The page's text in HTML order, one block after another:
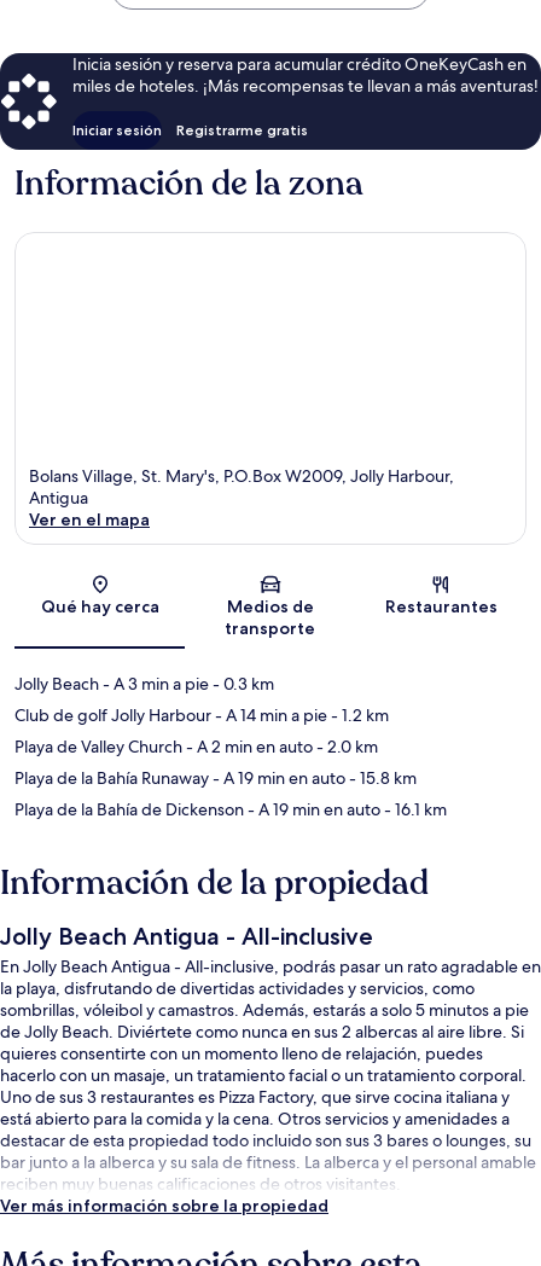
Inicia sesión y reserva para acumular crédito OneKeyCash en
miles de hoteles. ¡Más recompensas te llevan a más aventuras!
Iniciar sesión Registrarme gratis
Información de la zona
Bolans Village, St. Mary's, P.O.Box W2009, Jolly Harbour,
Antigua
Ver en el mapa
Qué hay cerca
Medios de
transporte
Restaurantes
Jolly Beach- A 3 min a pie- 0.3 km
Club de golf Jolly Harbour- A 14 min a pie- 1.2 km
Playa de Valley Church- A 2 min en auto- 2.0 km
Playa de la Bahía Runaway- A 19 min en auto- 15.8 km
Playa de la Bahía de Dickenson- A 19 min en auto- 16.1 km
Información de la propiedad
Jolly Beach Antigua - All-inclusive
En Jolly Beach Antigua - All-inclusive, podrás pasar un rato agradable en
la playa, disfrutando de divertidas actividades y servicios, como
sombrillas, vóleibol y camastros. Además, estarás a solo 5 minutos a pie
de Jolly Beach. Diviértete como nunca en sus 2 albercas al aire libre. Si
quieres consentirte con un momento lleno de relajación, puedes
hacerlo con un masaje, un tratamiento facial o un tratamiento corporal.
Uno de sus 3 restaurantes es Pizza Factory, que sirve cocina italiana y
está abierto para la comida y la cena. Otros servicios y amenidades a
destacar de esta propiedad todo incluido son sus 3 bares o lounges, su
bar junto a la alberca y su sala de fitness. La alberca y el personal amable
reciben muy buenas calificaciones de otros visitantes.
Ver más información sobre la propiedad